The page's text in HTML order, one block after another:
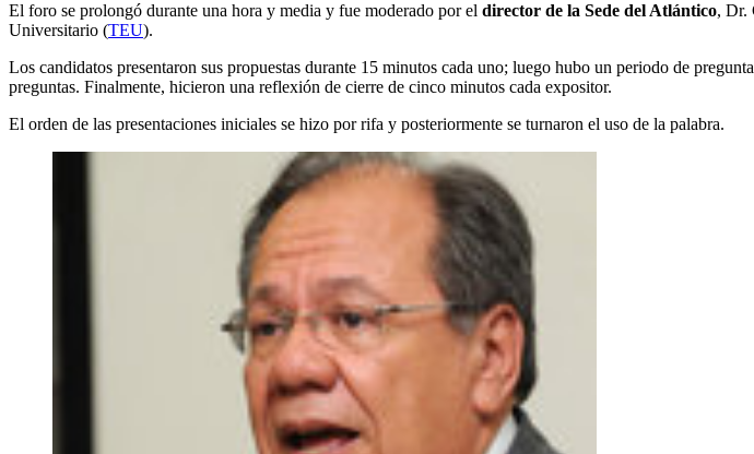
El foro se prolongó durante una hora y media y fue moderado por el director de la Sede del Atlántico, Dr.
Universitario (TEU).
Los candidatos presentaron sus propuestas durante 15 minutos cada uno; luego hubo un periodo de
preguntas. Finalmente, hicieron una reflexión de cierre de cinco minutos cada expositor.
El orden de las presentaciones iniciales se hizo por rifa y posteriormente se turnaron el uso de la palabra.